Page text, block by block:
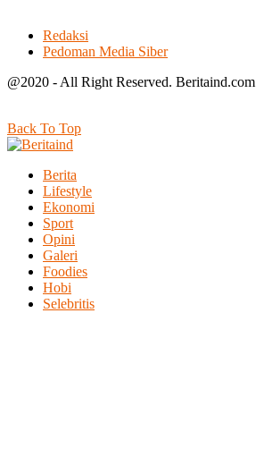
Redaksi
Pedoman Media Siber
@2020 - All Right Reserved. Beritaind.com
Back To Top
Berita
Lifestyle
Ekonomi
Sport
Opini
Galeri
Foodies
Hobi
Selebritis